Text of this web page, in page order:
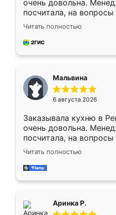
очень довольна.
посчитала, на вопросы
Замерщик приехал в
делу со всей
за день, ребята
Читать полностью
Мальвина
6 августа 2026
Заказывала кухню в
очень довольна.
посчитала, на вопросы
Замерщик приехал в
делу со всей
за день, ребята
Читать полностью
Аринка Р.